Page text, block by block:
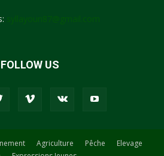
FOLLOW US
Agriculture Pêche
Elevage